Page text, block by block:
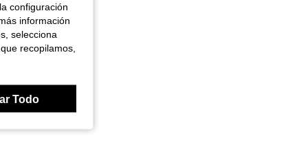
configuración
información
selecciona
recopilamos,
Todo